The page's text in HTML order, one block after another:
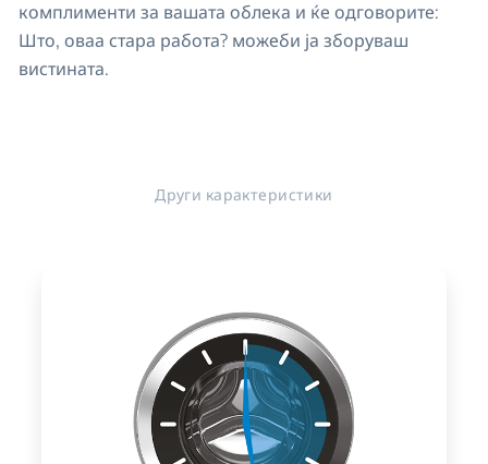
комплименти за вашата облека и ќе одговорите:
Што, оваа стара работа? можеби ја зборуваш
вистината.
Други карактеристики